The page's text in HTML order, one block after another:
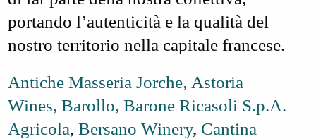
portando l’autenticità e la qualità del
nostro territorio nella capitale francese.
Antiche Masseria Jorche, Astoria
Wines, Barollo, Barone Ricasoli S.p.A.
Agricola, Bersano Winery, Cantina